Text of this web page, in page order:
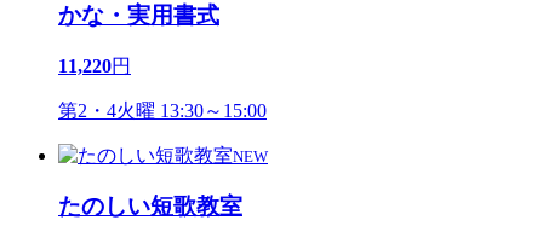
かな・実用書式
11,220円
第2・4火曜 13:30～15:00
NEW
たのしい短歌教室